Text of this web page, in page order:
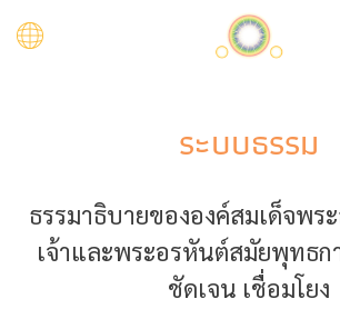
ระบบธรรม
ธรรมาธิบายขององค์สมเด็จพ
เจ้าและพระอรหันต์สมัยพุทธก
ชัดเจน เชื่อมโยง